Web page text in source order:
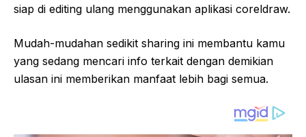
siap di editing ulang menggunakan aplikasi coreldraw.
Mudah-mudahan sedikit sharing ini membantu kamu
yang sedang mencari info terkait dengan demikian
ulasan ini memberikan manfaat lebih bagi semua.